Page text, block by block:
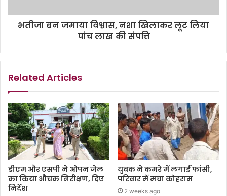
भतीजा बन जमाया विश्वास, नशा खिलाकर लूट लिया
पांच लाख की संपत्ति
Related Articles
डीएम और एसपी ने ओपन जेल
का किया औचक निरीक्षण, दिए
निर्देश
युवक ने कमरे में लगाईं फांसी,
परिवार में मचा कोहराम
2 weeks ago